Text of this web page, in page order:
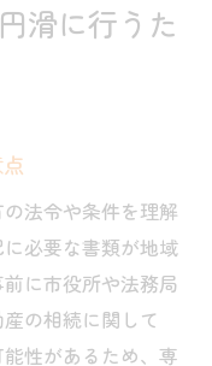
滑に行うた
法令や条件を理解
必要な書類が地域
に市役所や法務局
の相続に関して
性があるため、専